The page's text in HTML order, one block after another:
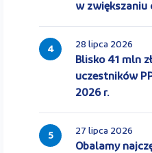
w zwiększaniu
4 28 lipca 2026
Blisko 41 mln
uczestników
2026 r.
5 27 lipca 2026
Obalamy